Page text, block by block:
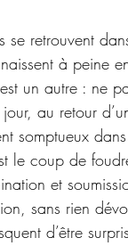
se retrouvent
à peine
un autre : ne
au retour
somptueux
le coup de
et
sans rien
d’être